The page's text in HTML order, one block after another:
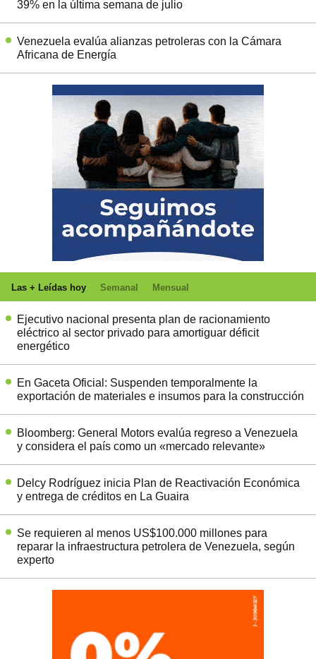
39% en la última semana de julio
Venezuela evalúa alianzas petroleras con la Cámara
Africana de Energía
Las + Leídas hoy Semanal Mensual
Ejecutivo nacional presenta plan de racionamiento
eléctrico al sector privado para amortiguar déficit
energético
En Gaceta Oficial: Suspenden temporalmente la
exportación de materiales e insumos para la construcción
Bloomberg: General Motors evalúa regreso a Venezuela
y considera el país como un «mercado relevante»
Delcy Rodríguez inicia Plan de Reactivación Económica
y entrega de créditos en La Guaira
Se requieren al menos US$100.000 millones para
reparar la infraestructura petrolera de Venezuela, según
experto